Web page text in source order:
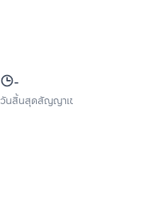
-
วันสิ้นสุดสัญญาเช่า